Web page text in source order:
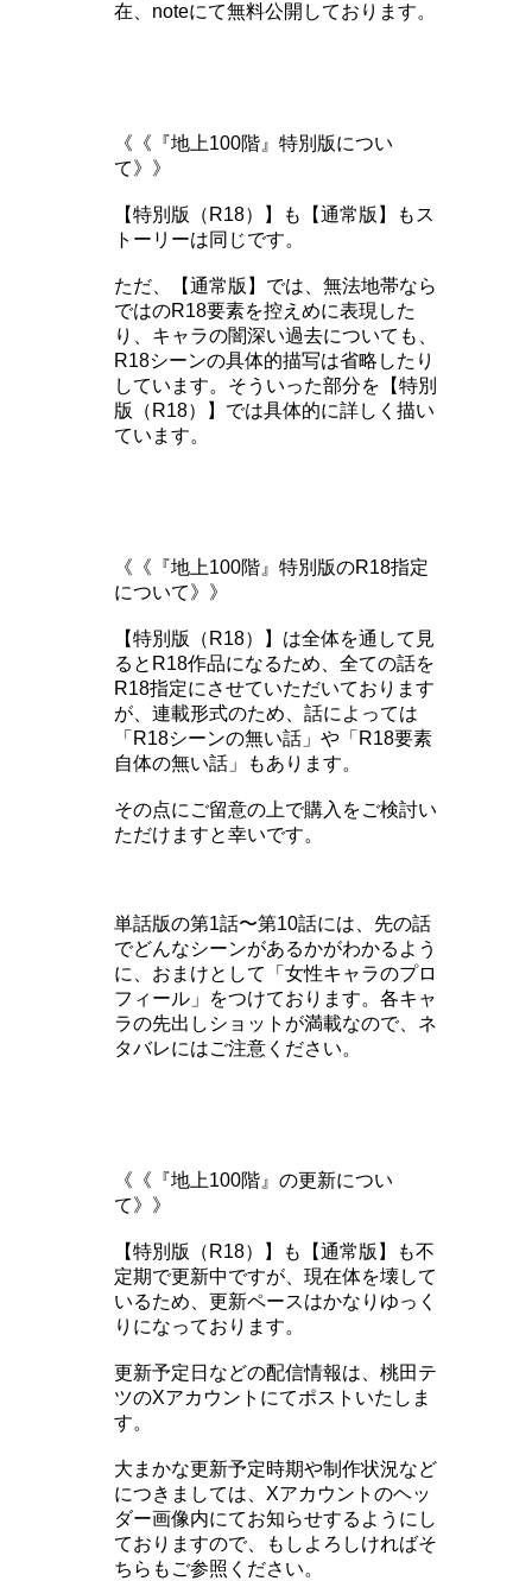
在、noteにて無料公開しております。
《《『地上100階』特別版につい
て》》
【特別版（R18）】も【通常版】もス
トーリーは同じです。
ただ、【通常版】では、無法地帯なら
ではのR18要素を控えめに表現した
り、キャラの闇深い過去についても、
R18シーンの具体的描写は省略したり
しています。そういった部分を【特別
版（R18）】では具体的に詳しく描い
ています。
《《『地上100階』特別版のR18指定
について》》
【特別版（R18）】は全体を通して見
るとR18作品になるため、全ての話を
R18指定にさせていただいております
が、連載形式のため、話によっては
「R18シーンの無い話」や「R18要素
自体の無い話」もあります。
その点にご留意の上で購入をご検討い
ただけますと幸いです。
単話版の第1話〜第10話には、先の話
でどんなシーンがあるかがわかるよう
に、おまけとして「女性キャラのプロ
フィール」をつけております。各キャ
ラの先出しショットが満載なので、ネ
タバレにはご注意ください。
《《『地上100階』の更新につい
て》》
【特別版（R18）】も【通常版】も不
定期で更新中ですが、現在体を壊して
いるため、更新ペースはかなりゆっく
りになっております。
更新予定日などの配信情報は、桃田テ
ツのXアカウントにてポストいたしま
す。
大まかな更新予定時期や制作状況など
につきましては、Xアカウントのヘッ
ダー画像内にてお知らせするようにし
ておりますので、もしよろしければそ
ちらもご参照ください。